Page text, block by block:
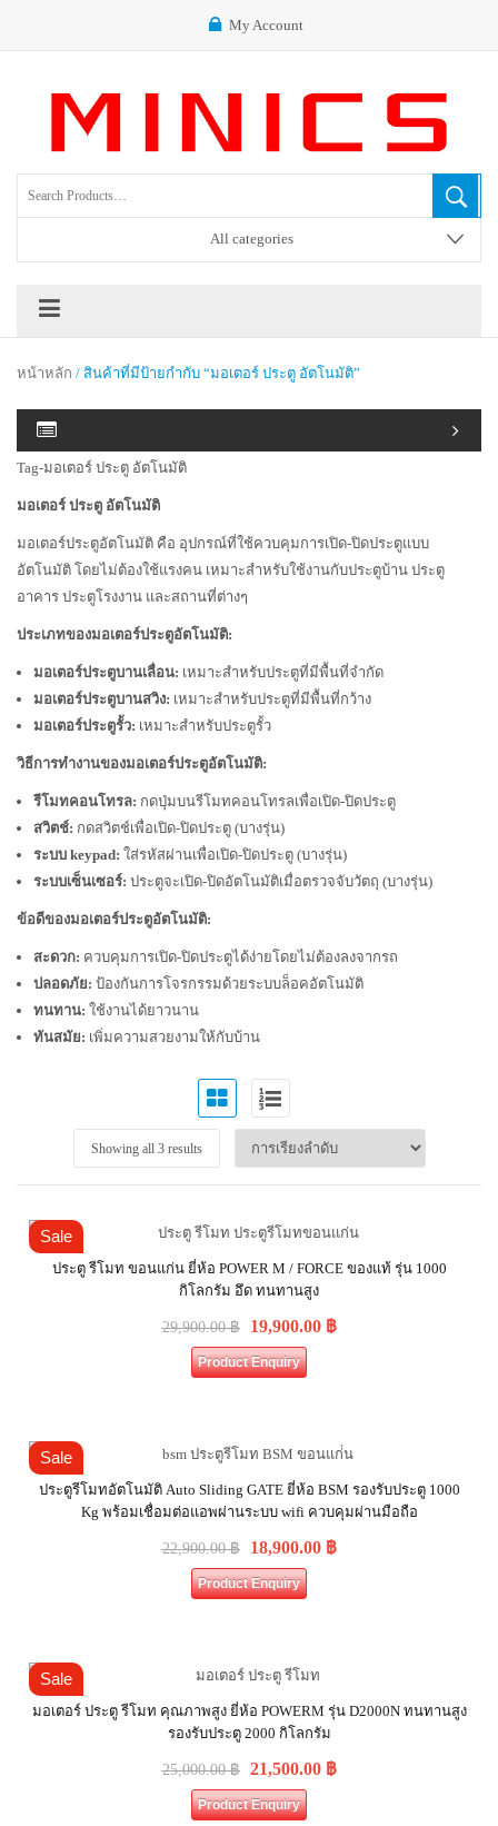
My Account
All categories
หน้าหลัก / สินค้าที่มีป้ายกำกับ “มอเตอร์ ประตู อัตโนมัติ”
Tag-มอเตอร์ ประตู อัตโนมัติ
มอเตอร์ ประตู อัตโนมัติ
มอเตอร์ประตูอัตโนมัติ คือ อุปกรณ์ที่ใช้ควบคุมการเปิด-ปิดประตูแบบ
อัตโนมัติ โดยไม่ต้องใช้แรงคน เหมาะสำหรับใช้งานกับประตูบ้าน ประตู
อาคาร ประตูโรงงาน และสถานที่ต่างๆ
ประเภทของมอเตอร์ประตูอัตโนมัติ:
มอเตอร์ประตูบานเลื่อน: เหมาะสำหรับประตูที่มีพื้นที่จำกัด
มอเตอร์ประตูบานสวิง: เหมาะสำหรับประตูที่มีพื้นที่กว้าง
มอเตอร์ประตูรั้ว: เหมาะสำหรับประตูรั้ว
วิธีการทำงานของมอเตอร์ประตูอัตโนมัติ:
รีโมทคอนโทรล: กดปุ่มบนรีโมทคอนโทรลเพื่อเปิด-ปิดประตู
สวิตช์: กดสวิตช์เพื่อเปิด-ปิดประตู (บางรุ่น)
ระบบ keypad: ใส่รหัสผ่านเพื่อเปิด-ปิดประตู (บางรุ่น)
ระบบเซ็นเซอร์: ประตูจะเปิด-ปิดอัตโนมัติเมื่อตรวจจับวัตถุ (บางรุ่น)
ข้อดีของมอเตอร์ประตูอัตโนมัติ:
สะดวก: ควบคุมการเปิด-ปิดประตูได้ง่ายโดยไม่ต้องลงจากรถ
ปลอดภัย: ป้องกันการโจรกรรมด้วยระบบล็อคอัตโนมัติ
ทนทาน: ใช้งานได้ยาวนาน
ทันสมัย: เพิ่มความสวยงามให้กับบ้าน
Showing all 3 results
Sale
ประตู รีโมท ขอนแก่น ยี่ห้อ POWER M / FORCE ของแท้ รุ่น 1000
กิโลกรัม อึด ทนทานสูง
29,900.00฿ 19,900.00 ฿
Product Enquiry
Sale
ประตูรีโมทอัตโนมัติ Auto Sliding GATE ยี่ห้อ BSM รองรับประตู 1000
Kg พร้อมเชื่อมต่อแอพผ่านระบบ wifi ควบคุมผ่านมือถือ
22,900.00฿ 18,900.00 ฿
Product Enquiry
Sale
มอเตอร์ ประตู รีโมท คุณภาพสูง ยี่ห้อ POWERM รุ่น D2000N ทนทานสูง
รองรับประตู 2000 กิโลกรัม
25,000.00฿ 21,500.00 ฿
Product Enquiry